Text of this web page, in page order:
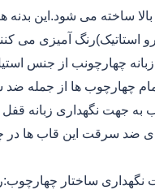
ساخته می شود.این بدنه
استاتیک)رنگ آمیزی می
چهارچونب از جنس
چهارچوب ها از جمله
به جهت نگهداری زبانه قفل
ضد سرقت این قاب ها در
ساختار